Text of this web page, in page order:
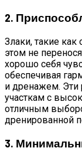
2.
Злаки, такие
этом не
хорошо себя
обеспечивая
и дренажем. Эти
участкам с
отличным
дренированной
3.